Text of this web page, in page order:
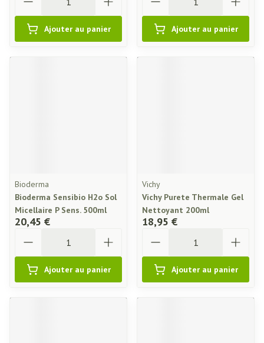
Ajouter au panier Ajouter au panier
Bioderma
Bioderma Sensibio H2o Sol
Micellaire P Sens. 500ml
20,45 €
Ajouter au panier
Vichy
Vichy Purete Thermale Gel
Nettoyant 200ml
18,95 €
Ajouter au panier